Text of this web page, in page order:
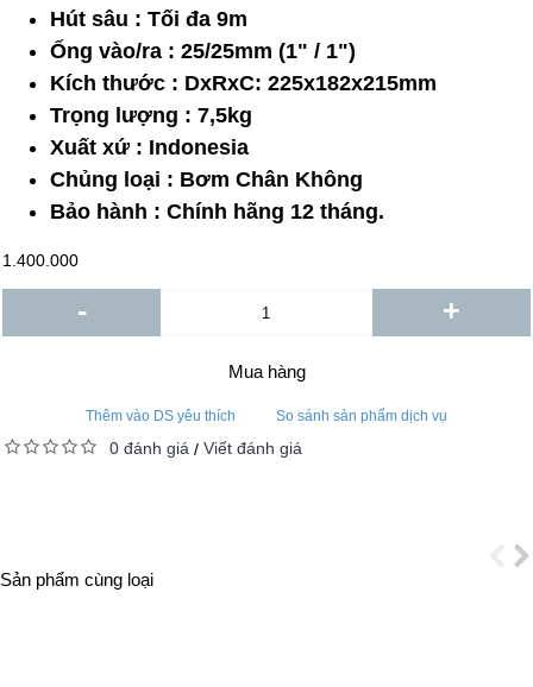
Hút sâu : Tối đa 9m
Ống vào/ra : 25/25mm (1" / 1")
Kích thước : DxRxC: 225x182x215mm
Trọng lượng : 7,5kg
Xuất xứ : Indonesia
Chủng loại : Bơm Chân Không
Bảo hành : Chính hãng 12 tháng.
1.400.000
- +
Mua hàng
Thêm vào DS yêu thích So sánh sản phẩm dịch vụ
0 đánh giá / Viết đánh giá
Sản phẩm cùng loại